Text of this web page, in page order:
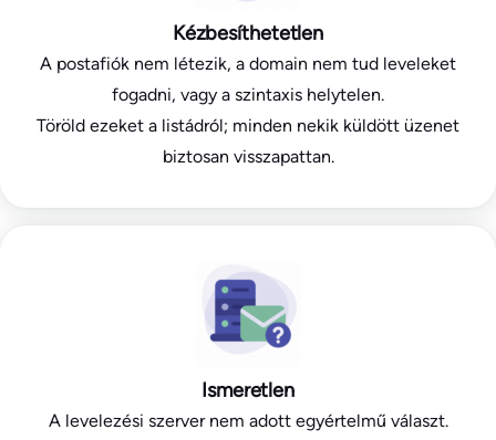
Kézbesíthetetlen
A postafiók nem létezik, a domain nem tud leveleket
fogadni, vagy a szintaxis helytelen.
Töröld ezeket a listádról; minden nekik küldött üzenet
biztosan visszapattan.
Ismeretlen
A levelezési szerver nem adott egyértelmű választ.